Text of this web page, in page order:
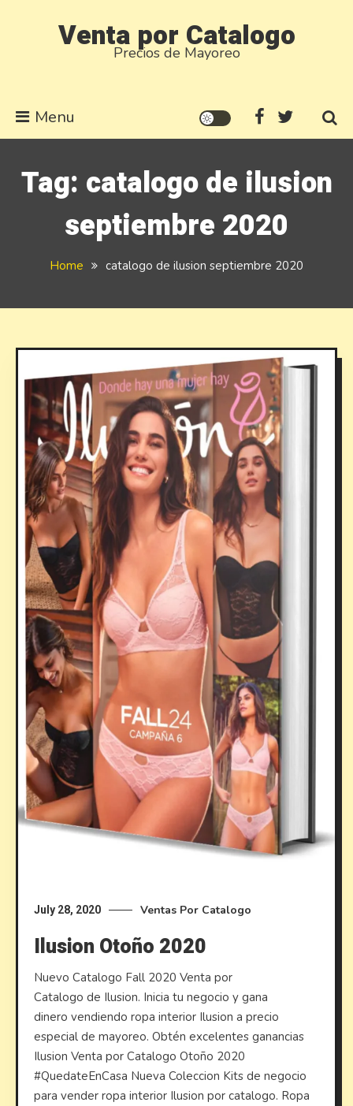
Venta por Catalogo
Precios de Mayoreo
Menu
Tag: catalogo de ilusion
septiembre 2020
Home catalogo de ilusion septiembre 2020
July 28, 2020 Ventas Por Catalogo
Ilusion Otoño 2020
Nuevo Catalogo Fall 2020 Venta por
Catalogo de Ilusion. Inicia tu negocio y gana
dinero vendiendo ropa interior Ilusion a precio
especial de mayoreo. Obtén excelentes ganancias
Ilusion Venta por Catalogo Otoño 2020
#QuedateEnCasa Nueva Coleccion Kits de negocio
para vender ropa interior Ilusion por catalogo. Ropa